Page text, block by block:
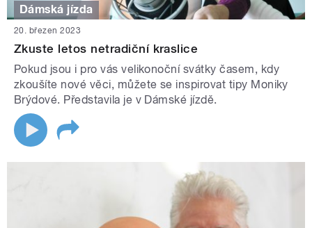
Dámská jízda
20. březen 2023
Zkuste letos netradiční kraslice
Pokud jsou i pro vás velikonoční svátky časem, kdy
zkoušíte nové věci, můžete se inspirovat tipy Moniky
Brýdové. Představila je v Dámské jízdě.